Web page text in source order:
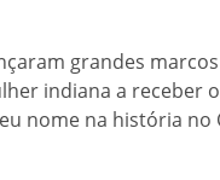
grandes
indiana a receber
nome na história